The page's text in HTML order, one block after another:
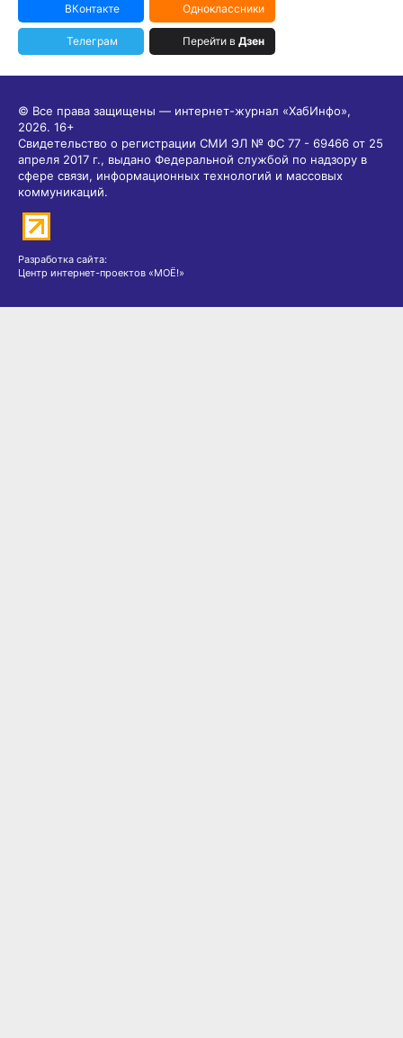
ВКонтакте Одноклассники
Телеграм Перейти в Дзен
© Все права защищены — интернет-журнал «ХабИнфо»,
2026. 16+
Свидетельство о регистрации СМИ ЭЛ № ФС 77 - 69466 от 25
апреля 2017 г., выдано Федеральной службой по надзору в
сфере связи, информационных технологий и массовых
коммуникаций.
Разработка сайта:
Центр интернет-проектов «МОЁ!»